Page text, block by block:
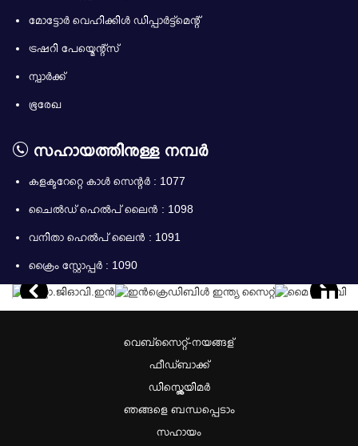
മോട്ടോർ വെഹിക്കിൾ ഡിപ്പാർട്ട്മെന്റ്
ട്രഷറി പേയ്മെന്റ്സ്
സ്പാർക്ക്
ഭൂരേഖ
സഹായത്തിനുള്ള നമ്പർ
കളക്ടറേറ്റെ കാൾ സെന്റർ : 1077
ചൈൽഡ് ഹെൽപ് ലൈൻ : 1098
വനിതാ ഹെൽപ് ലൈൻ : 1091
ക്രൈം സ്റ്റോപ്പർ : 1090
വെബ്സൈറ്റ്-നയങ്ങള്
ഫീഡ്ബാക്ക്
ഡിസ്ക്ലെയിമർ
ഞങ്ങളെ ബന്ധപ്പെടാം
സഹായം